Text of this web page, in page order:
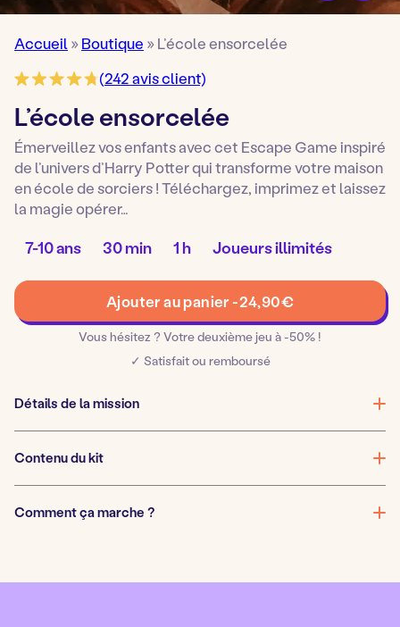
Accueil»Boutique »L’école ensorcelée
(242avis client)
L’école ensorcelée
Émerveillez vos enfants avec cet Escape Game inspiré
de l’univers d’Harry Potter qui transforme votre maison
en école de sorciers ! Téléchargez, imprimez et laissez
la magie opérer…
Âge
pour
:
7-10 ans
Temps
de30 min
Temps
1 h
Nombre
deJoueurs illimités
de
L'école
Ajouter au panier -24,90€
Vous hésitez ? Votre deuxième jeu à -50% !
✓ Satisfait ou remboursé
Détails de la mission
Contenu du kit
Comment ça marche ?